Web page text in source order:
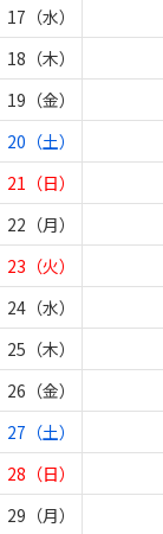
17（水）
18（木）
19（金）
20（土）
21（日）
22（月）
23（火）
24（水）
25（木）
26（金）
27（土）
28（日）
29（月）